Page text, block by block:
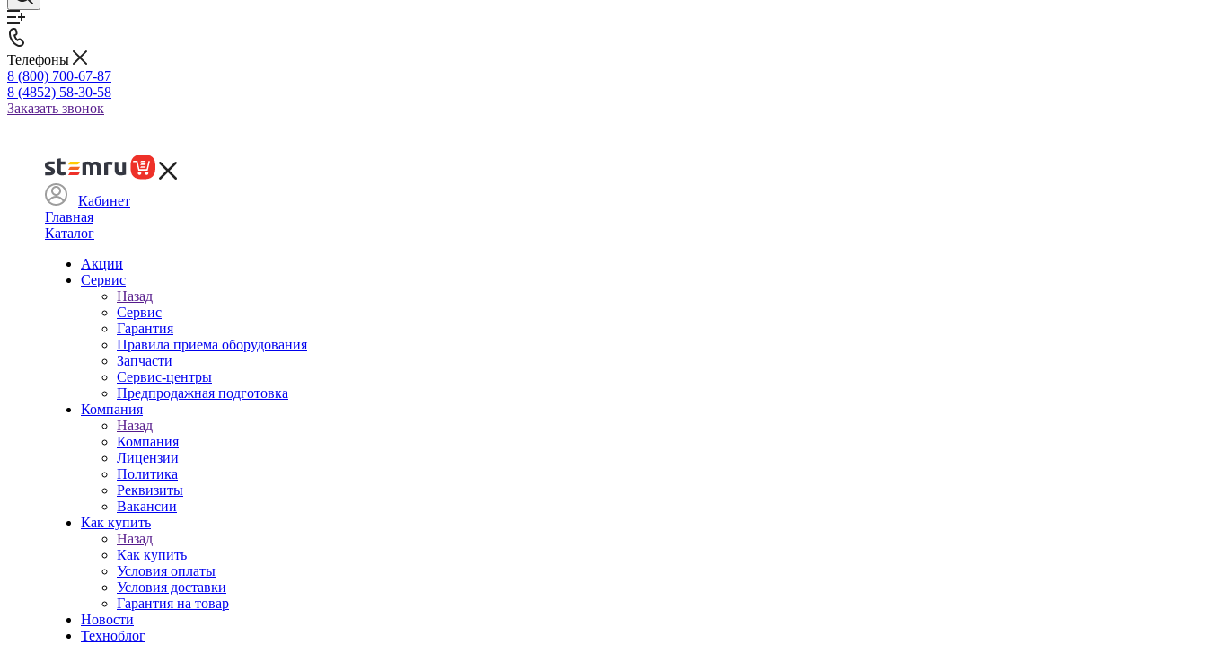
Телефоны
8 (800) 700-67-87
8 (4852) 58-30-58
Заказать звонок
Кабинет
Главная
Каталог
Акции
Сервис
Назад
Сервис
Гарантия
Правила приема оборудования
Запчасти
Сервис-центры
Предпродажная подготовка
Компания
Назад
Компания
Лицензии
Политика
Реквизиты
Вакансии
Как купить
Назад
Как купить
Условия оплаты
Условия доставки
Гарантия на товар
Новости
Техноблог